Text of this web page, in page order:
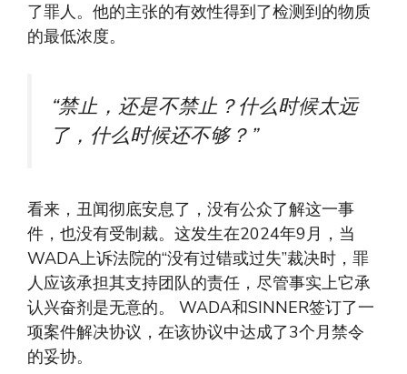
了罪人。他的主张的有效性得到了检测到的物质
的最低浓度。
“禁止，还是不禁止？什么时候太远
了，什么时候还不够？”
看来，丑闻彻底安息了，没有公众了解这一事
件，也没有受制裁。这发生在2024年9月，当
WADA上诉法院的“没有过错或过失”裁决时，罪
人应该承担其支持团队的责任，尽管事实上它承
认兴奋剂是无意的。 WADA和SINNER签订了一
项案件解决协议，在该协议中达成了3个月禁令
的妥协。